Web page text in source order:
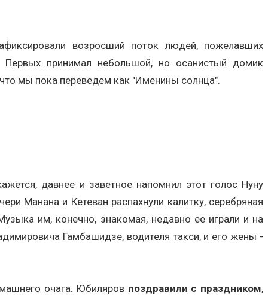
возросший поток людей, пожелавших
Первых принимал небольшой, но осанистый домик
мы пока переведем как "Именины солнца".
давнее и заветное напомнил этот голос Нуну
Манана и Кетеван распахнули калитку, серебряная
им, конечно, знакомая, недавно ее играли и на
Гамбашидзе, водителя такси, и его жены -
очага. Юбиляров поздравили с праздником,